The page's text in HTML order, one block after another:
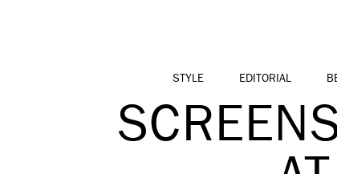
STYLE EDITORIAL